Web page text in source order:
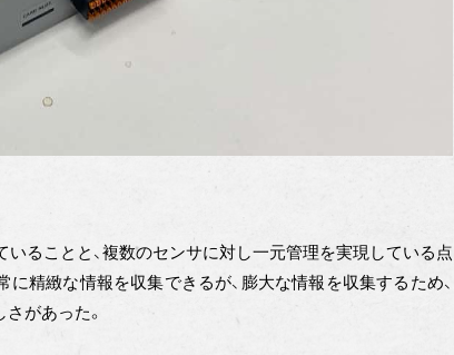
ることと、複数のセンサに対し一元管理を実現している点
に精緻な情報を収集できるが、膨大な情報を収集するため、
があった。